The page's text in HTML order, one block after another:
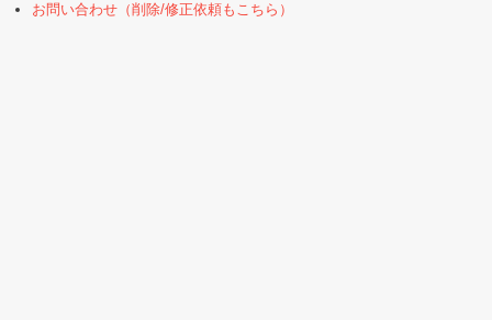
お問い合わせ（削除/修正依頼もこちら）